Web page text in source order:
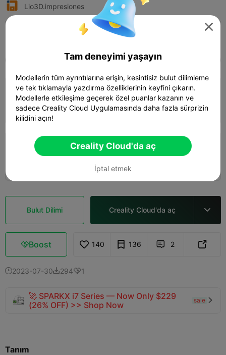
Lio3D.impresiones
Ekle Miniatures 
K2 Plus K2 Pro K2
0.2mm layer, 2 walls, 15% infill
 01h 14m  1 plates  15.25g
0.2mm layer, 2 walls, 15% infill
Bulut Dilimi Creality Cloud'da aç 
Boost 140 136  2 
2023-07-302941
🚀 SPARKX i7 Series — Now Only $229
(26% OFF) >> Shop Now
sale 
Tanım

Tam deneyimi yaşayın
Modellerin tüm ayrıntılarına erişin, kesintisiz bulut dilimleme
ve tek tıklamayla yazdırma özelliklerinin keyfini çıkarın.
Modellerle etkileşime geçerek özel puanlar kazanın ve
sadece Creality Cloud Uygulamasında daha fazla sürprizin
kilidini açın!
Creality Cloud'da aç
İptal etmek